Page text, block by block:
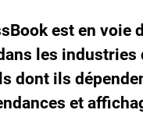
est en voie
les
dont ils
et